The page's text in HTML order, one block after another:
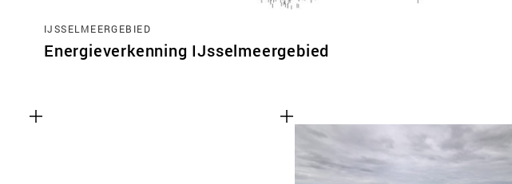
IJSSELMEERGEBIED
Energieverkenning IJsselmeergebied